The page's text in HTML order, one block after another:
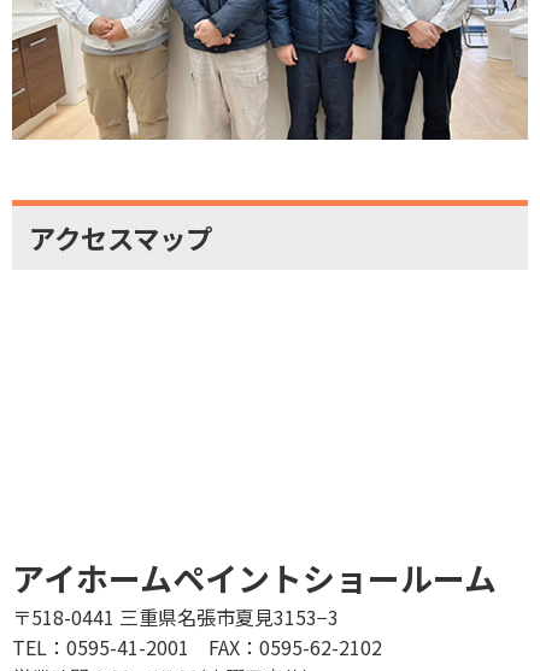
アクセスマップ
アイホームペイントショールーム
〒518-0441 三重県名張市夏見3153−3
TEL：0595-41-2001 FAX：0595-62-2102